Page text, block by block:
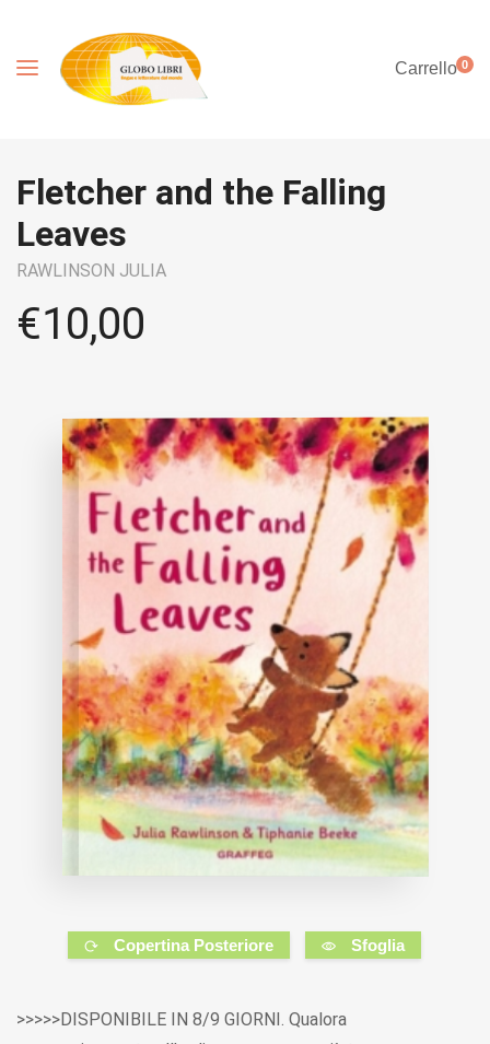
Carrello0
Fletcher and the Falling
Leaves
RAWLINSON JULIA
€10,00
Copertina Posteriore Sfoglia
>>>>>DISPONIBILE IN 8/9 GIORNI. Qualora